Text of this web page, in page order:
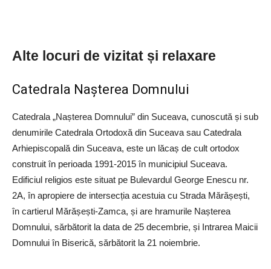
Alte locuri de vizitat și relaxare
Catedrala Nașterea Domnului
Catedrala „Nașterea Domnului” din Suceava, cunoscută și sub
denumirile Catedrala Ortodoxă din Suceava sau Catedrala
Arhiepiscopală din Suceava, este un lăcaș de cult ortodox
construit în perioada 1991-2015 în municipiul Suceava.
Edificiul religios este situat pe Bulevardul George Enescu nr.
2A, în apropiere de intersecția acestuia cu Strada Mărășești,
în cartierul Mărășești-Zamca, și are hramurile Nașterea
Domnului, sărbătorit la data de 25 decembrie, și Intrarea Maicii
Domnului în Biserică, sărbătorit la 21 noiembrie.